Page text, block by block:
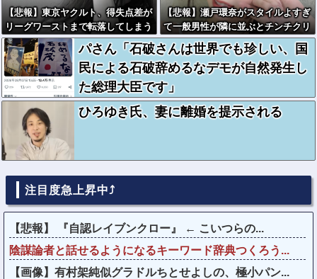
【悲報】東京ヤクルト、得失点差が
リーグワーストまで転落してしまう
【悲報】瀬戸環奈がスタイルよすぎ
て一般男性が隣に並ぶとチンチクリ
ンに見えてしまう
パさん「石破さんは世界でも珍しい、国
民による石破辞めるなデモが自然発生し
た総理大臣です」
ひろゆき氏、妻に離婚を提示される
注目度急上昇中⤴
【悲報】 『自認レイブンクロー』 ← こいつらの...
陰謀論者と話せるようになるキーワード辞典つくろう...
【画像】有村架純似グラドルちとせよしの、極小パン...